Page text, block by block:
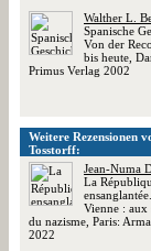
Walther L.
Spanische
Von der
bis heute,
Primus Verlag 2002
Weitere Rezensionen
Tosstorff:
Jean-Numa
La
Vienne : aux
du nazisme, Paris:
2022